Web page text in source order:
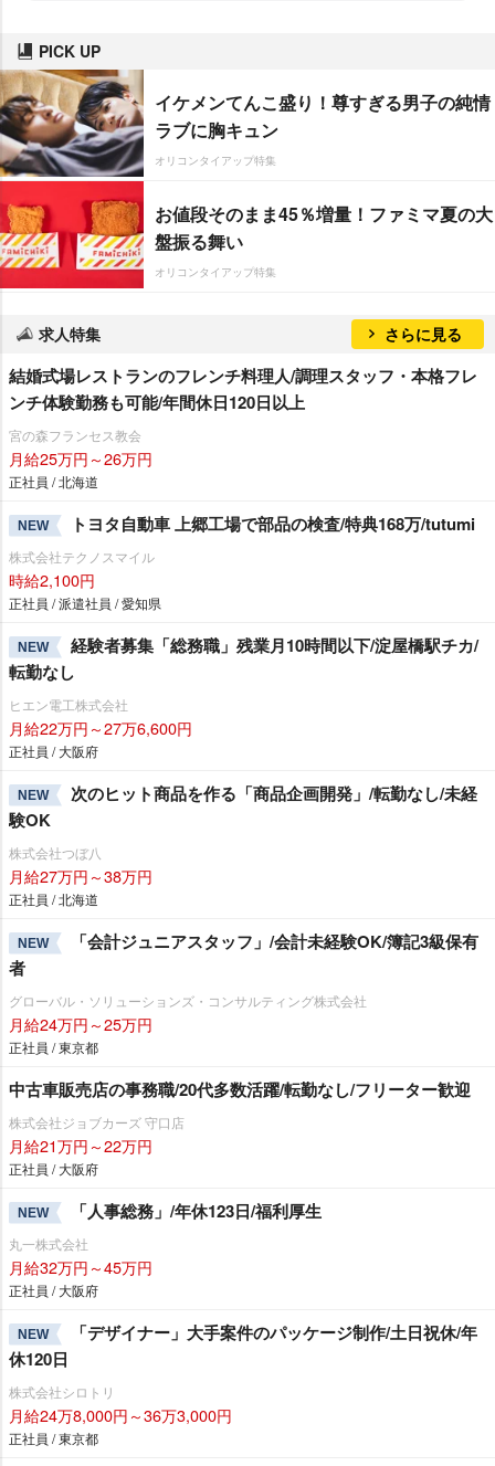
PICK UP
イケメンてんこ盛り！尊すぎる男子の純情
ラブに胸キュン
オリコンタイアップ特集
お値段そのまま45％増量！ファミマ夏の大
盤振る舞い
オリコンタイアップ特集
求人特集 さらに見る
結婚式場レストランのフレンチ料理人/調理スタッフ・本格フレ
ンチ体験勤務も可能/年間休日120日以上
宮の森フランセス教会
月給25万円～26万円
正社員 / 北海道
NEW トヨタ自動車 上郷工場で部品の検査/特典168万/tutumi
株式会社テクノスマイル
時給2,100円
正社員 / 派遣社員 / 愛知県
NEW
経験者募集「総務職」残業月10時間以下/淀屋橋駅チカ/
転勤なし
ヒエン電工株式会社
月給22万円～27万6,600円
正社員 / 大阪府
NEW
次のヒット商品を作る「商品企画開発」/転勤なし/未経
験OK
株式会社つぼ八
月給27万円～38万円
正社員 / 北海道
NEW
「会計ジュニアスタッフ」/会計未経験OK/簿記3級保有
者
グローバル・ソリューションズ・コンサルティング株式会社
月給24万円～25万円
正社員 / 東京都
中古車販売店の事務職/20代多数活躍/転勤なし/フリーター歓迎
株式会社ジョブカーズ 守口店
月給21万円～22万円
正社員 / 大阪府
NEW 「人事総務」/年休123日/福利厚生
丸一株式会社
月給32万円～45万円
正社員 / 大阪府
NEW
「デザイナー」大手案件のパッケージ制作/土日祝休/年
休120日
株式会社シロトリ
月給24万8,000円～36万3,000円
正社員 / 東京都